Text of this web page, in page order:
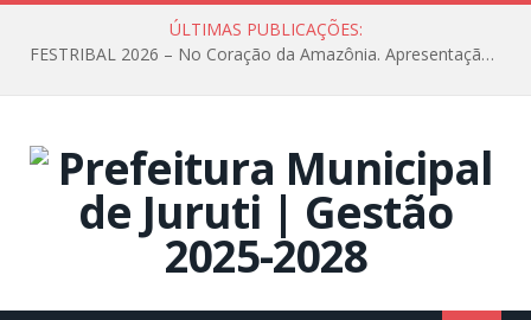
ÚLTIMAS PUBLICAÇÕES:
FESTRIBAL 2026 – No Coração da Amazônia. Apresentação da Munduruku.